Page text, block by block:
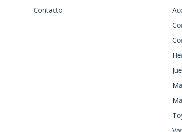
Contacto